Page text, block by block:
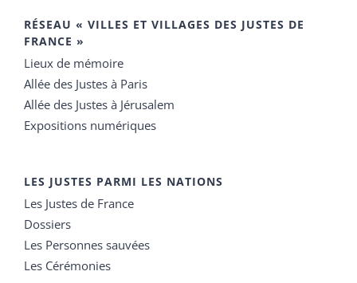
RÉSEAU « VILLES ET VILLAGES DES JUSTES DE
FRANCE »
Lieux de mémoire
Allée des Justes à Paris
Allée des Justes à Jérusalem
Expositions numériques
LES JUSTES PARMI LES NATIONS
Les Justes de France
Dossiers
Les Personnes sauvées
Les Cérémonies